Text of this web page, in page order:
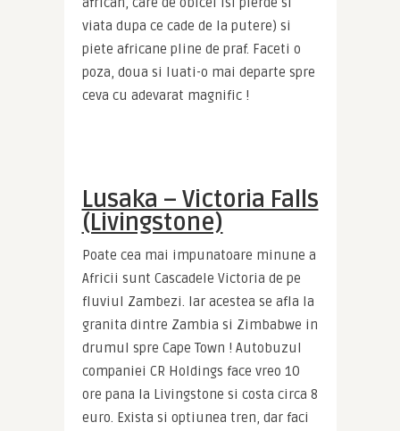
viata dupa ce cade de la putere) si
piete africane pline de praf. Faceti o
poza, doua si luati-o mai departe spre
ceva cu adevarat magnific !
Lusaka – Victoria Falls
(Livingstone)
Poate cea mai impunatoare minune a
Africii sunt Cascadele Victoria de pe
fluviul Zambezi. Iar acestea se afla la
granita dintre Zambia si Zimbabwe in
drumul spre Cape Town ! Autobuzul
companiei CR Holdings face vreo 10
ore pana la Livingstone si costa circa 8
euro. Exista si optiunea tren, dar faci